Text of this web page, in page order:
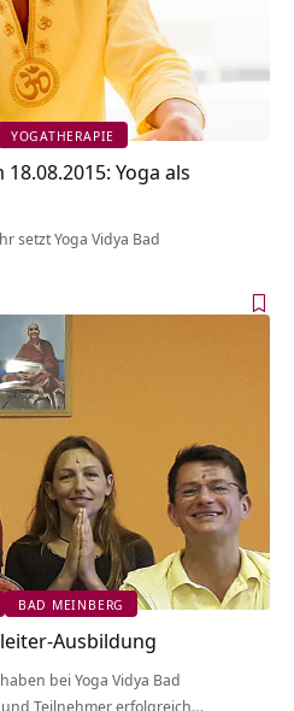
YOGATHERAPIE
Yoga als
setzt Yoga Vidya Bad
BAD MEINBERG
Ausbildung
bei Yoga Vidya Bad
Teilnehmer erfolgreich…